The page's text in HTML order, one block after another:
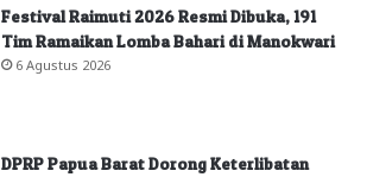
Festival Raimuti 2026 Resmi Dibuka, 191
Tim Ramaikan Lomba Bahari di Manokwari
6 Agustus 2026
DPRP Papua Barat Dorong Keterlibatan